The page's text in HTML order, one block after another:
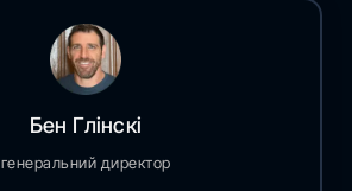
Бен Глінскі
генеральний директор